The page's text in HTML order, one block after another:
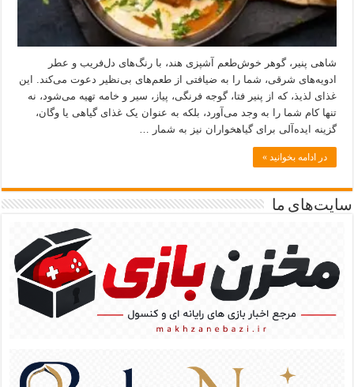
شاهی پنیر، گوهر خوش‌طعم آشپزی هند، با رنگ‌های دل‌فریب و عطر
ادویه‌های شرقی، شما را به ضیافتی از طعم‌های بی‌نظیر دعوت می‌کند. این
غذای لذیذ، که از پنیر فتا، گوجه فرنگی، پیاز، سیر و خامه تهیه می‌شود، نه
تنها کام شما را به وجد می‌آورد، بلکه به عنوان یک غذای گیاهی یا وگان،
گزینه ایده‌آلی برای گیاهخواران نیز به شمار …
در ادامه بخوانید »
سایت‌های ما